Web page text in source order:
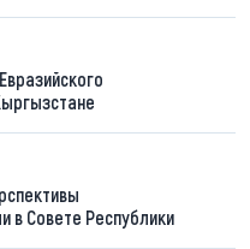
в Совете Республики